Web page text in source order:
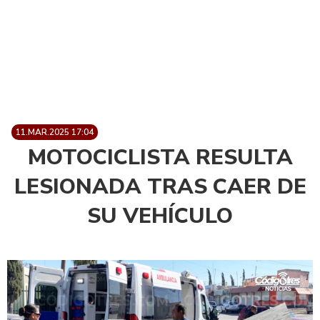
11.MAR.2025 17:04
MOTOCICLISTA RESULTA
LESIONADA TRAS CAER DE
SU VEHÍCULO